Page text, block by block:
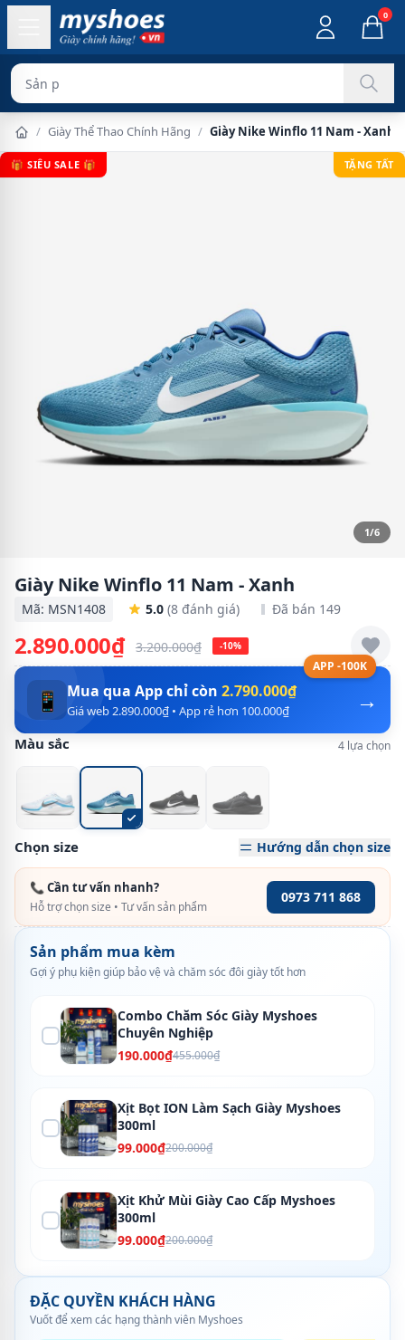
0
Sản phẩm chính
/ Giày Thể Thao Chính Hãng / Giày Nike Winflo 11 Nam - Xanh
🎁 SIÊU SALE 🎁 TẶNG TẤT
1/6
Giày Nike Winflo 11 Nam - Xanh
Mã: MSN1408 5.0 (8 đánh giá) Đã bán 149
2.890.000₫ 3.200.000₫ -10%
APP -100K
→
📱 Mua qua App chỉ còn 2.790.000₫
Giá web 2.890.000₫ • App rẻ hơn 100.000₫
Màu sắc 4 lựa chọn
Chọn size Hướng dẫn chọn size
📞 Cần tư vấn nhanh?
Hỗ trợ chọn size • Tư vấn sản phẩm
0973 711 868
Sản phẩm mua kèm
Gợi ý phụ kiện giúp bảo vệ và chăm sóc đôi giày tốt hơn
Combo Chăm Sóc Giày Myshoes
Chuyên Nghiệp
190.000₫455.000₫
Xịt Bọt ION Làm Sạch Giày Myshoes
300ml
99.000₫200.000₫
Xịt Khử Mùi Giày Cao Cấp Myshoes
300ml
99.000₫200.000₫
ĐẶC QUYỀN KHÁCH HÀNG
Vuốt để xem các hạng thành viên Myshoes